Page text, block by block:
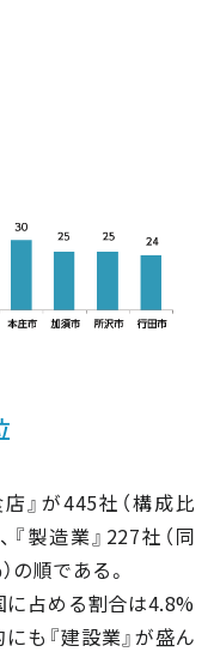
』が445社（構成比
製造業』227社（同
の順である。
に占める割合は4.8%
も『建設業』が盛ん